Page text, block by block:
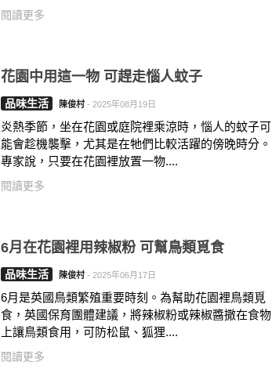
閱讀更多
花園中用這一物 可趕走惱人蚊子
品味生活 陳俊村 - 2025年08月19日
炎熱季節，坐在花園或庭院裡乘涼時，惱人的蚊子可
能會趁機襲擊，尤其是在牠們比較活躍的傍晚時分。
專家說，只要在花園裡放置一物....
閱讀更多
6月在花園裡用辣椒粉 可幫鳥類覓食
品味生活 陳俊村 - 2025年06月17日
6月是英國鳥類繁殖重要時刻。為幫助花園裡鳥類覓
食，英國保育團體建議，將辣椒粉或辣椒醬撒在食物
上讓鳥類食用，可防松鼠、狐狸....
閱讀更多